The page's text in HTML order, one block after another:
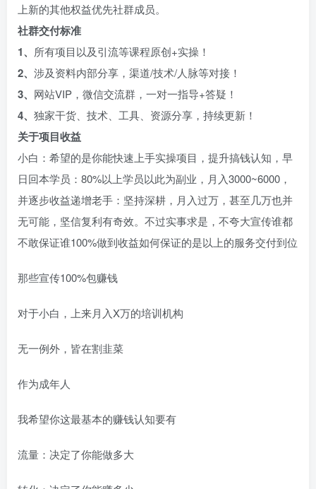
上新的其他权益优先社群成员。
社群交付标准
1、 所有项目以及引流等课程原创+实操！
2、 涉及资料内部分享，渠道/技术/人脉等对接！
3、 网站VIP，微信交流群，一对一指导+答疑！
4、 独家干货、技术、工具、资源分享，持续更新！
关于项目收益
小白：希望的是你能快速上手实操项目，提升搞钱认知，早
日回本学员：80%以上学员以此为副业，月入3000~6000，
并逐步收益递增老手：坚持深耕，月入过万，甚至几万也并
无可能，坚信复利有奇效。不过实事求是，不夸大宣传谁都
不敢保证谁100%做到收益如何保证的是以上的服务交付到位
那些宣传100%包赚钱
对于小白，上来月入X万的培训机构
无一例外，皆在割韭菜
作为成年人
我希望你这最基本的赚钱认知要有
流量：决定了你能做多大